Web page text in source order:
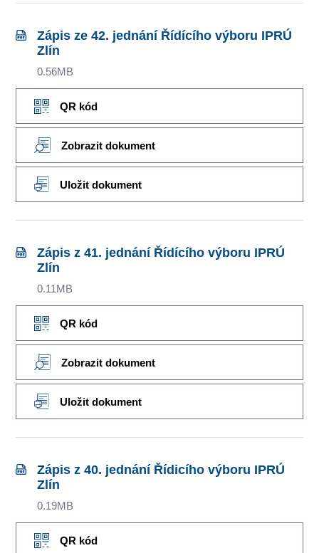
Zápis ze 42. jednání Řídícího výboru IPRÚ
Zlín
0.56MB
QR kód
Zobrazit dokument
Uložit dokument
Zápis z 41. jednání Řídícího výboru IPRÚ
Zlín
0.11MB
QR kód
Zobrazit dokument
Uložit dokument
Zápis z 40. jednání Řídicího výboru IPRÚ
Zlín
0.19MB
QR kód